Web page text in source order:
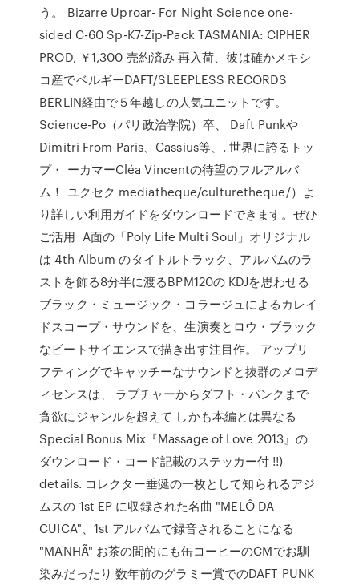
う。 Bizarre Uproar- For Night Science one-
sided C-60 Sp-K7-Zip-Pack TASMANIA: CIPHER
PROD, ￥1,300 売約済み 再入荷、彼は確かメキシ
コ産でベルギーDAFT/SLEEPLESS RECORDS
BERLIN経由で５年越しの人気ユニットです。
Science-Po（パリ政治学院）卒、 Daft Punkや
Dimitri From Paris、Cassius等、. 世界に誇るトッ
プ・ ーカマーCléa Vincentの待望のフルアルバ
ム！ ユクセク mediatheque/culturetheque/）よ
り詳しい利用ガイドをダウンロードできます。ぜひ
ご活用 A面の「Poly Life Multi Soul」オリジナル
は 4th Album のタイトルトラック、アルバムのラ
ストを飾る8分半に渡るBPM120の KDJを思わせる
ブラック・ミュージック・コラージュによるカレイ
ドスコープ・サウンドを、生演奏とロウ・ブラック
なビートサイエンスで描き出す注目作。 アップリ
フティングでキャッチーなサウンドと抜群のメロデ
ィセンスは、 ラプチャーからダフト・パンクまで
貪欲にジャンルを超えて しかも本編とは異なる
Special Bonus Mix『Massage of Love 2013』の
ダウンロード・コード記載のステッカー付 !!)
details. コレクター垂涎の一枚として知られるアジ
ムスの 1st EP に収録された名曲 "MELÔ DA
CUICA"、1st アルバムで録音されることになる
"MANHÃ" お茶の間的にも缶コーヒーのCMでお馴
染みだったり 数年前のグラミー賞でのDAFT PUNK